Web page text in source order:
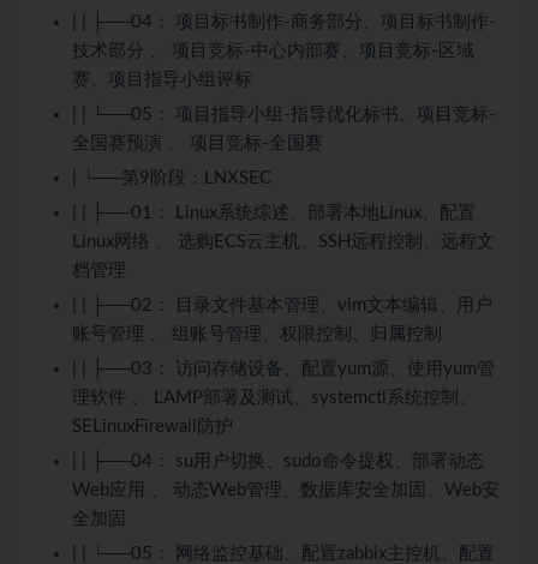
| | ├──04： 项目标书制作-商务部分、项目标书制作-
技术部分 、 项目竞标-中心内部赛、项目竞标-区域
赛、项目指导小组评标
| | └──05： 项目指导小组-指导优化标书、项目竞标-
全国赛预演 、 项目竞标-全国赛
| └──第9阶段：LNXSEC
| | ├──01： Linux系统综述、部署本地Linux、配置
Linux网络 、 选购ECS云主机、SSH远程控制、远程文
档管理
| | ├──02： 目录文件基本管理、vim文本编辑、用户
账号管理 、 组账号管理、权限控制、归属控制
| | ├──03： 访问存储设备、配置yum源、使用yum管
理软件 、 LAMP部署及测试、systemctl系统控制、
SELinuxFirewall防护
| | ├──04： su用户切换、sudo命令提权、部署动态
Web应用 、 动态Web管理、数据库安全加固、Web安
全加固
| | └──05： 网络监控基础、配置zabbix主控机、配置